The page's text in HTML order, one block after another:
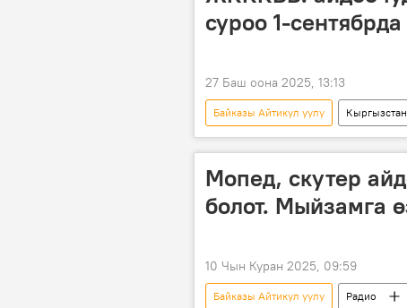
суроо 1-
27 Баш оона 2025, 13:13
Байказы Айтикул уулу Кыргызстан
Мопед, скутер
болот. Мыйзамга
10 Чын Куран 2025, 09:59
Байказы Айтикул уулу Радио